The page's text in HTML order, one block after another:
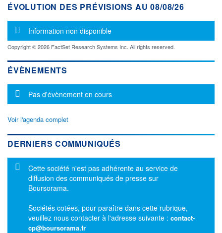
ÉVOLUTION DES PRÉVISIONS AU 08/08/26
Message d'information
Information non disponible
Copyright © 2026 FactSet Research Systems Inc. All rights reserved.
ÉVÈNEMENTS
Message d'information
Pas d'évènement en cours
Voir l'agenda complet
DERNIERS COMMUNIQUÉS
Message d'information
Cette société n'est pas adhérente au service de
diffusion des communiqués de presse sur
Boursorama.
Sociétés cotées, pour paraître dans cette rubrique,
veuillez nous contacter à l'adresse suivante : contact-
cp@boursorama.fr